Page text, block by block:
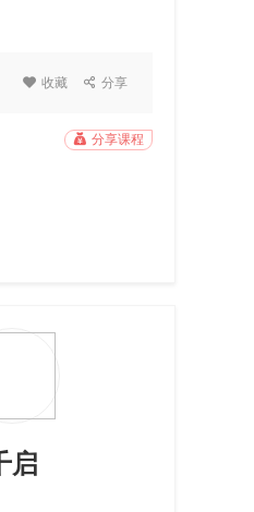
 收藏  分享
 分享课程
启